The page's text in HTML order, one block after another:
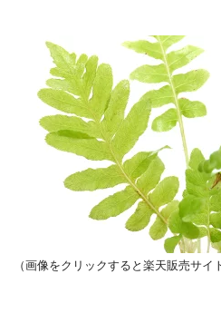
（画像をクリックすると楽天販売サイ